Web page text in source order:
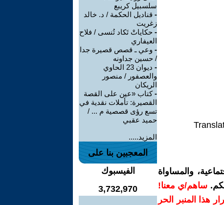
والمساواة
ساهم/ي معنا!
هذا المنبر الحر
سلسبيل كريبع
- قناديل الحكمة / د. خالد
زغريت
- حكاياتْ تَكاد تُنسى / فلاح
العيفاري
- وعي ـ قصص قصيرة جدا
/ حسين جداونه
-
ديوان 23 الحاوي
والعصفور / منصور
الريكان
-كتاب «عين على القصة
القصيرة: تأملات نقدية في
تسع رؤى قصصية م ... /
حميد عقبي
المزيد.....
المعجبين بنا على
الفيسبوك
3,732,970